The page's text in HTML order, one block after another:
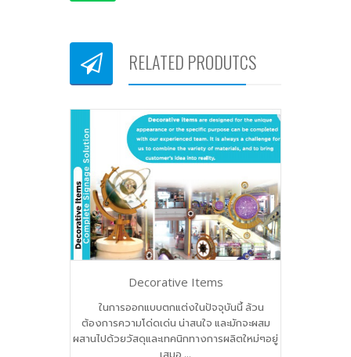
RELATED PRODUTCS
Decorative Items
ในการออกแบบตกแต่งในปัจจุบันนี้ ล้วน
ต้องการความโด่ดเด่น น่าสนใจ และมักจะผสม
ผสานไปด้วยวัสดุและเทคนิกทางการผลิตใหม่ๆอยู่